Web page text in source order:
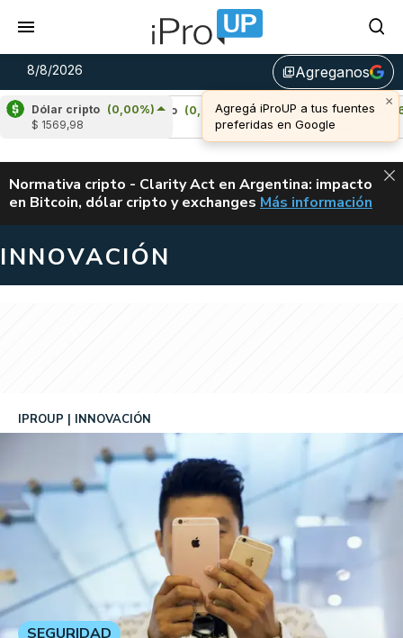
8/8/2026 library_addAgreganos
Dólar cripto (0,00%)
$ 1569,98
Cardano (0,83%)
Avalanche (2,66%)
u$s 6,55
ALERTA
Normativa cripto - Clarity Act en Argentina: impacto
en Bitcoin, dólar cripto y exchanges CLARITY ACT EN
Más información
INNOVACIÓN
IPROUP INNOVACIÓN
SEGURIDAD